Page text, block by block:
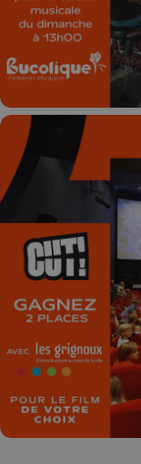
🎬
Les
Concours
gagner